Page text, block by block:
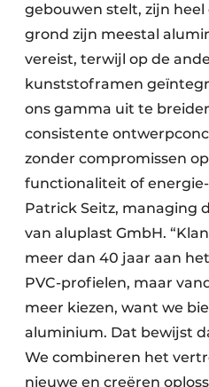
gebouwen stelt, zijn heel
grond zijn meestal
vereist, terwijl op de
kunststoframen
ons gamma uit te
consistente
zonder compromissen
functionaliteit of
Patrick Seitz, managing
van aluplast GmbH.
meer dan 40 jaar aan
PVC-profielen, maar
meer kiezen, want we
aluminium. Dat bewijst
We combineren het
nieuwe en creëren